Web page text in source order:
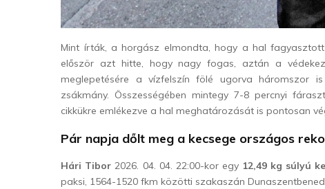
Mint írták, a horgász elmondta, hogy a hal
először azt hitte, hogy nagy fogas, aztán a
meglepetésére a vízfelszín fölé ugorva háromszor
zsákmány. Összességében mintegy 7-8 percnyi
cikkükre emlékezve a hal meghatározását is pontosan
Pár napja dőlt meg a kecsege országos
Hári Tibor 2026. 04. 04. 22:00-kor egy 12,49 kg súlyú
paksi, 1564-1520 fkm közötti szakaszán